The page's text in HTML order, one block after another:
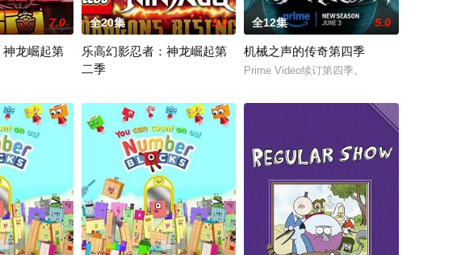
狮子辛
在上海西城某家医院，他们的母亲在产
7.0
神龙崛起第
全20集 9.0
乐高幻影忍者：神龙崛起第
二季
全12集 5.0
机械之声的传奇第四季
Prime Video续订第四季。